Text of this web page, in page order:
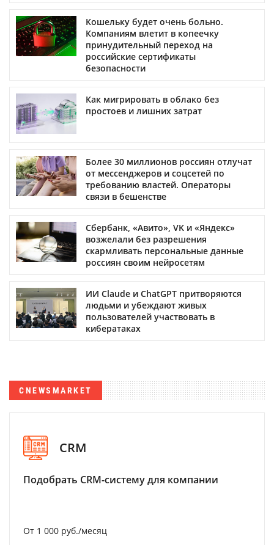
Кошельку будет очень больно.
Компаниям влетит в копеечку
принудительный переход на
российские сертификаты
безопасности
Как мигрировать в облако без
простоев и лишних затрат
Более 30 миллионов россиян отлучат
от мессенджеров и соцсетей по
требованию властей. Операторы
связи в бешенстве
Сбербанк, «Авито», VK и «Яндекс»
возжелали без разрешения
скармливать персональные данные
россиян своим нейросетям
ИИ Claude и ChatGPT притворяются
людьми и убеждают живых
пользователей участвовать в
кибератаках
CNEWSMARKET
CRM
Подобрать CRM-систему для компании
От 1 000 руб./месяц